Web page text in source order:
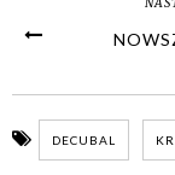
DECUBAL